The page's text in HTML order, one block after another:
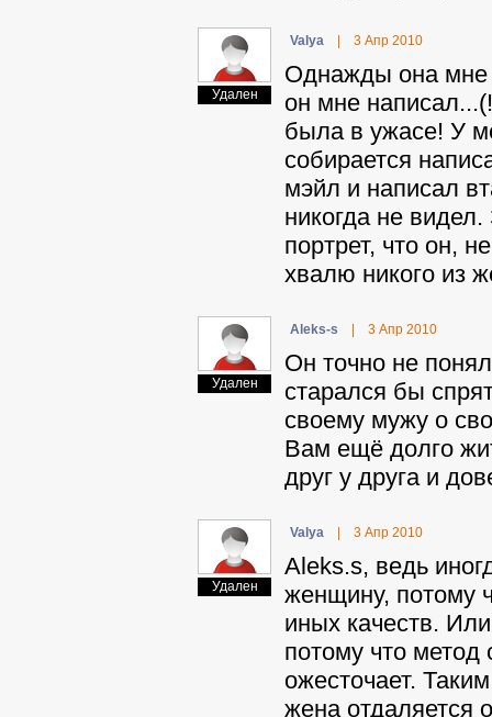
Удален
Valya 3 Апр 2010
Однажды она мне
он мне
была в ужасе! У
собирается
мэйл и написал
никогда не
портрет, что он,
хвалю никого из
Удален
Aleks-s 3 Апр 2010
Он точно не
старался бы
своему мужу о
Вам ещё долго
друг у друга и
Удален
Valya 3 Апр 2010
Aleks.s, ведь
женщину, потому
иных качеств.
потому что метод
ожесточает.
жена отдаляется